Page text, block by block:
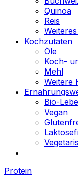
Quinoa
Reis
Kochzutaten
Öle
Koch-
Mehl
Weitere
Bio-
Vegan
Protein